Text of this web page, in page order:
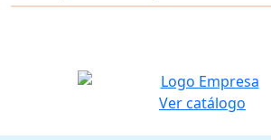
Ver catálogo